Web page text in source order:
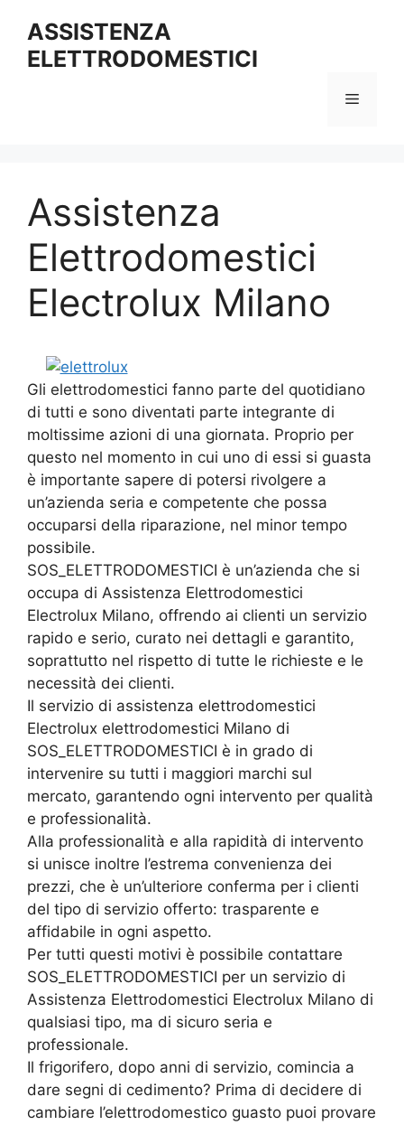
contenuto
ASSISTENZA
ELETTRODOMESTICI
Menu
Assistenza
Elettrodomestici
Electrolux Milano
Gli elettrodomestici fanno parte del quotidiano
di tutti e sono diventati parte integrante di
moltissime azioni di una giornata. Proprio per
questo nel momento in cui uno di essi si guasta
è importante sapere di potersi rivolgere a
un’azienda seria e competente che possa
occuparsi della riparazione, nel minor tempo
possibile.
SOS_ELETTRODOMESTICI è un’azienda che si
occupa di Assistenza Elettrodomestici
Electrolux Milano, offrendo ai clienti un servizio
rapido e serio, curato nei dettagli e garantito,
soprattutto nel rispetto di tutte le richieste e le
necessità dei clienti.
Il servizio di assistenza elettrodomestici
Electrolux elettrodomestici Milano di
SOS_ELETTRODOMESTICI è in grado di
intervenire su tutti i maggiori marchi sul
mercato, garantendo ogni intervento per qualità
e professionalità.
Alla professionalità e alla rapidità di intervento
si unisce inoltre l’estrema convenienza dei
prezzi, che è un’ulteriore conferma per i clienti
del tipo di servizio offerto: trasparente e
affidabile in ogni aspetto.
Per tutti questi motivi è possibile contattare
SOS_ELETTRODOMESTICI per un servizio di
Assistenza Elettrodomestici Electrolux Milano di
qualsiasi tipo, ma di sicuro seria e
professionale.
Il frigorifero, dopo anni di servizio, comincia a
dare segni di cedimento? Prima di decidere di
cambiare l’elettrodomestico guasto puoi provare